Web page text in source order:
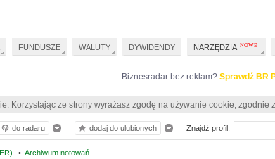
Biznesradar bez reklam? Sprawdź BR
Korzystając ze strony wyrażasz zgodę na używanie cookie,
• Archiwum notowań
do radaru dodaj do ulubionych Znajdź profil:
FUNDUSZE WALUTY DYWIDENDY NARZĘDZIA